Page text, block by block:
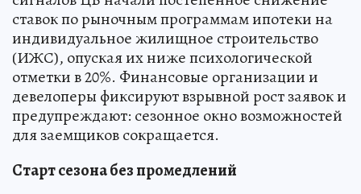
ставок по рыночным программам ипотеки на
индивидуальное жилищное строительство
(ИЖС), опуская их ниже психологической
отметки в 20%. Финансовые организации и
девелоперы фиксируют взрывной рост заявок и
предупреждают: сезонное окно возможностей
для заемщиков сокращается.
Старт сезона без промедлений